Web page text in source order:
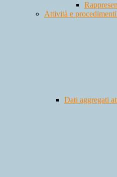
Attività e procedimenti
Dati aggregati